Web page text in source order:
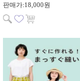
판매가:18,000원